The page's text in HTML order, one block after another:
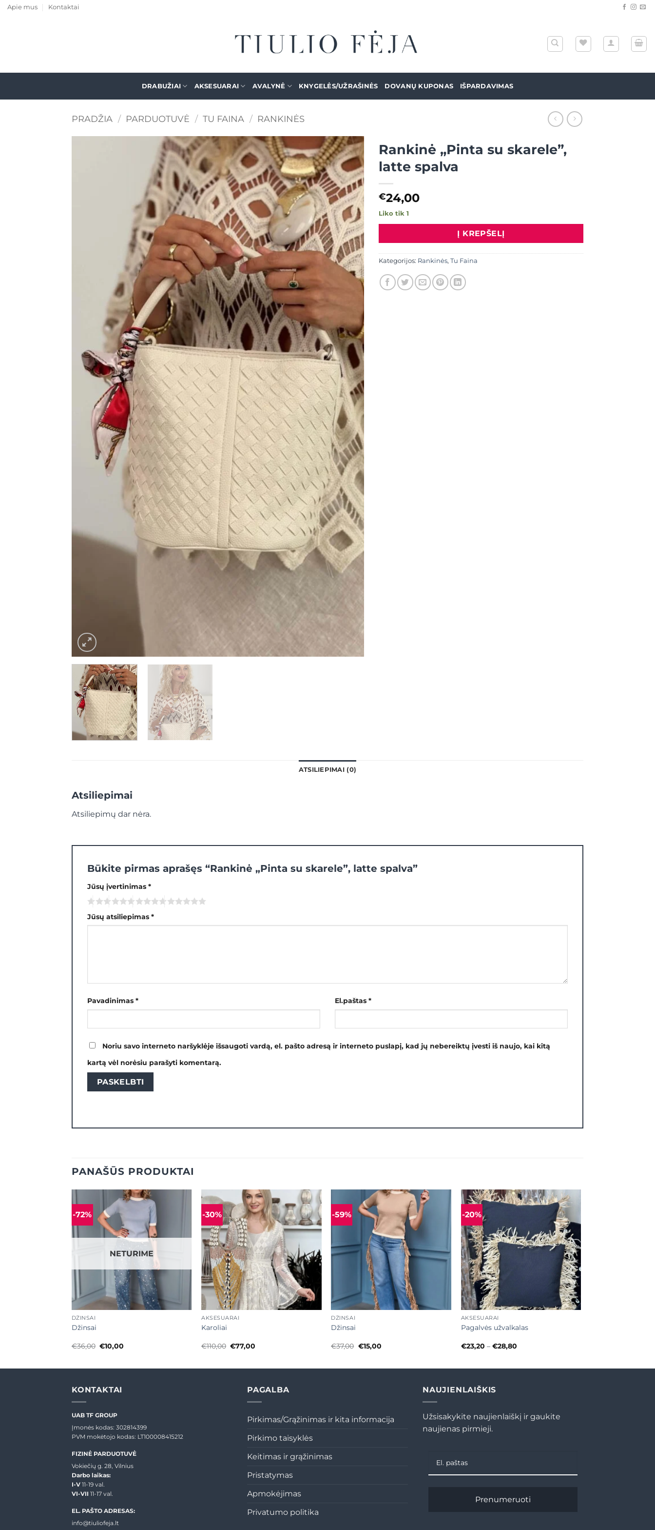
SkipApie mus Kontaktai
DRABUŽIAI AKSESUARAI AVALYNĖ KNYGELĖS/UŽRAŠINĖS DOVANŲ KUPONAS IŠPARDAVIMAS
PRADŽIA / PARDUOTUVĖ / TU FAINA / RANKINĖS
Mėgstamiausias
Rankinė „Pinta su skarele”,
latte spalva
€24,00
Liko tik 1
Į KREPŠELĮ
Kategorijos: Rankinės, Tu Faina
ATSILIEPIMAI (0)
Atsiliepimai
Atsiliepimų dar nėra.
Būkite pirmas aprašęs “Rankinė „Pinta su skarele”, latte spalva”
Jūsų įvertinimas *
Jūsų atsiliepimas *
Pavadinimas * El.paštas *
Noriu savo interneto naršyklėje išsaugoti vardą, el. pašto adresą ir interneto puslapį, kad jų nebereiktų įvesti iš naujo, kai kitą
kartą vėl norėsiu parašyti komentarą.
PANAŠŪS PRODUKTAI
-72% Mėgstamiausias
NETURIME
DŽINSAI
Džinsai
€36,00 Original
price
€10,00
-30% Mėgstamiausias
AKSESUARAI
Karoliai
€110,00 Original
price
€77,00
-59% Mėgstamiausias
+
DŽINSAI
Džinsai
€37,00 Original
price
€15,00Current
-20% Mėgstamiausias
+
AKSESUARAI
Pagalvės užvalkalas
€23,20 – €28,80Price
KONTAKTAI
UAB TF GROUP
Įmonės kodas: 302814399
PVM mokėtojo kodas: LT100008415212
FIZINĖ PARDUOTUVĖ
Vokiečių g. 28, Vilnius
Darbo laikas:
I-V 11-19 val.
VI-VII 11-17 val.
EL. PAŠTO ADRESAS:
info@tiuliofeja.lt
PAGALBA
Pirkimas/Grąžinimas ir kita informacija
Pirkimo taisyklės
Keitimas ir grąžinimas
Pristatymas
Apmokėjimas
Privatumo politika
NAUJIENLAIŠKIS
Užsisakykite naujienlaiškį ir gaukite
naujienas pirmieji.
Prenumeruoti